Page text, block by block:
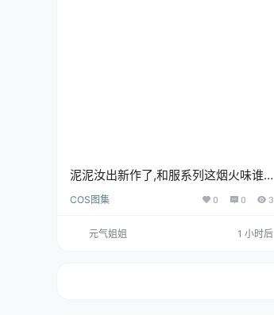
泥泥汝出新作了,和服系列这烟火味谁
拍得出来啊
COS图集 0 0 3
元气姐姐 1 小时后